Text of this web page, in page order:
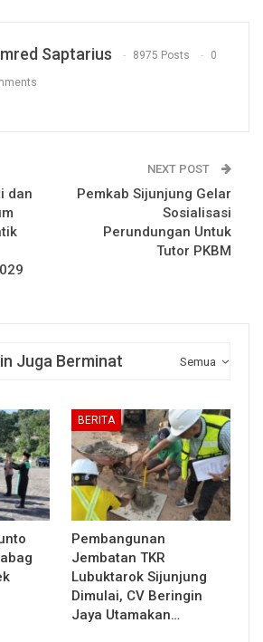
Saptarius 8975 Posts 0
dan
NEXT POST
Pemkab Sijunjung Gelar
Sosialisasi
Perundungan Untuk
Tutor PKBM
Semua
Juga Berminat
BERITA
Pembangunan
Jembatan TKR
Lubuktarok Sijunjung
Dimulai, CV Beringin
Jaya Utamakan…